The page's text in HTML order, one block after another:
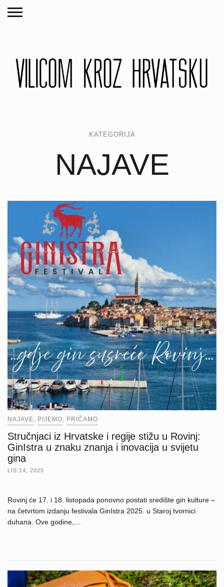
KATEGORIJA
NAJAVE
NAJAVE PIJEMO PRIČAMO
Stručnjaci iz Hrvatske i regije stižu u Rovinj:
GinIstra u znaku znanja i inovacija u svijetu
gina
LIS 14, 2025
Rovinj će 17. i 18. listopada ponovno postati središte gin kulture –
na četvrtom izdanju festivala GinIstra 2025. u Staroj tvornici
duhana. Ove godine,…